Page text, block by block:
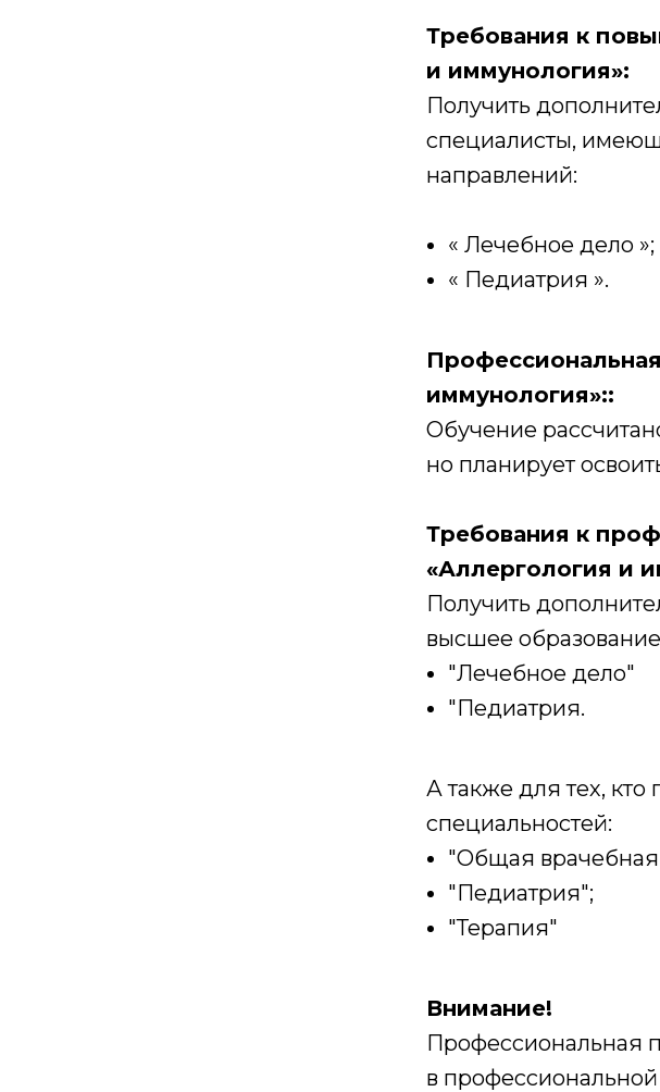
Требования к
и иммунология»:
Получить
специалисты,
направлений:
« Лечебное дело »;
« Педиатрия ».
иммунология»::
Обучение
но планирует
Требования к
«Аллергология и
Получить
высшее
"Лечебное дело"
"Педиатрия.
А также для тех,
специальностей:
"Общая
"Педиатрия";
"Терапия"
Внимание!
Профессиональная
в